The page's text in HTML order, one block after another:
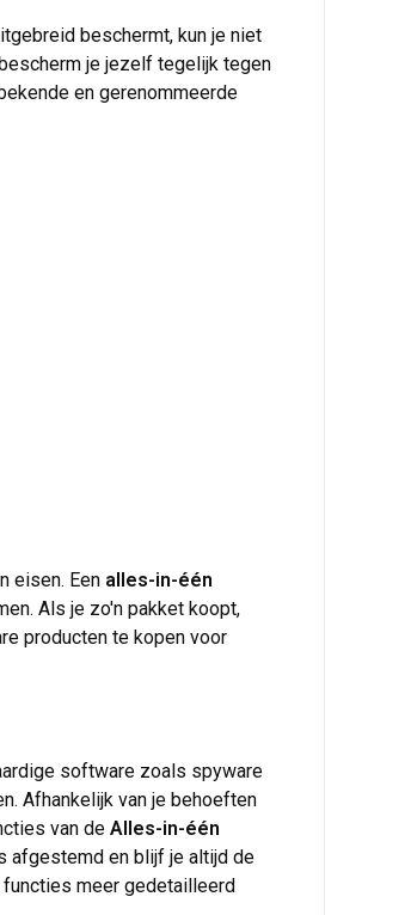
beschermt, kun je niet
je jezelf tegelijk tegen
en gerenommeerde
eisen. Een alles-in-één
Als je zo'n pakket koopt,
producten te kopen voor
software zoals spyware
Afhankelijk van je behoeften
van de Alles-in-één
afgestemd en blijf je altijd de
meer gedetailleerd